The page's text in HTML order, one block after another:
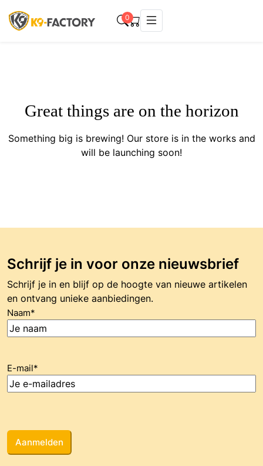
0
Great things are on the horizon
Something big is brewing! Our store is in the works and
will be launching soon!
Schrijf je in voor onze nieuwsbrief
Schrijf je in en blijf op de hoogte van nieuwe artikelen
en ontvang unieke aanbiedingen.
Naam*
E-mail*